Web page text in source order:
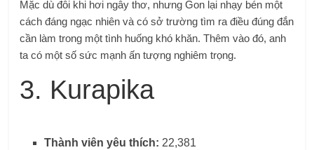
Mặc dù đôi khi hơi ngây thơ, nhưng Gon lại nhạy bén một
cách đáng ngạc nhiên và có sở trường tìm ra điều đúng đắn
cần làm trong một tình huống khó khăn. Thêm vào đó, anh
ta có một số sức mạnh ấn tượng nghiêm trọng.
3. Kurapika
Thành viên yêu thích: 22,381